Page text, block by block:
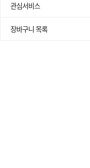
관심서비스
장바구니 목록